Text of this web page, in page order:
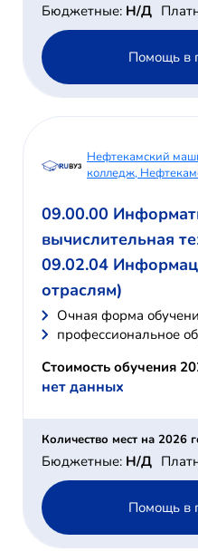
Бюджетные: Н/Д
Помощь в
Нефтекамский
колледж,
09.00.00
вычислительная
09.02.04
отраслям)
Очная форма
профессиональное
Стоимость обучения
нет данных
Количество мест на 2026
Бюджетные: Н/Д
Помощь в